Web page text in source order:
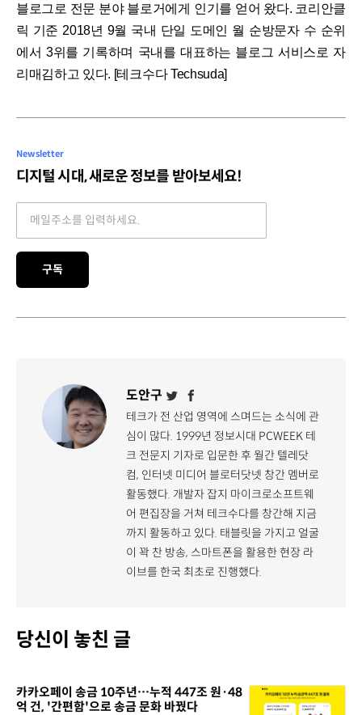
블로그로 전문 분야 블로거에게 인기를 얻어 왔다. 코리안클
릭 기준 2018년 9월 국내 단일 도메인 월 순방문자 수 순위
에서 3위를 기록하며 국내를 대표하는 블로그 서비스로 자
리매김하고 있다. [테크수다 Techsuda]
Newsletter
디지털 시대, 새로운 정보를 받아보세요!
Email address
구독
도안구
테크가 전 산업 영역에 스며드는 소식에 관
심이 많다. 1999년 정보시대 PCWEEK 테
크 전문지 기자로 입문한 후 월간 텔레닷
컴, 인터넷 미디어 블로터닷넷 창간 멤버로
활동했다. 개발자 잡지 마이크로소프트웨
어 편집장을 거쳐 테크수다를 창간해 지금
까지 활동하고 있다. 태블릿을 가지고 얼굴
이 꽉 찬 방송, 스마트폰을 활용한 현장 라
이브를 한국 최초로 진행했다.
당신이 놓친 글
카카오페이 송금 10주년…누적 447조 원·48
억 건, '간편함'으로 송금 문화 바꿨다